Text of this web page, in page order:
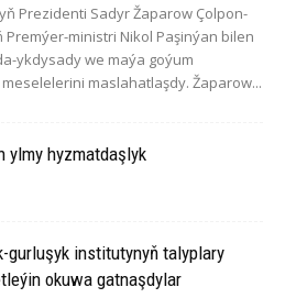
Prezidenti Sadyr Žaparow Çolpon-
ministri Nikol Paşinýan bilen
ykdysady we maýa goýum
maslahatlaşdy. Žaparow...
ylmy hyzmatdaşlyk
gurluşyk institutynyň talyplary
okuwa gatnaşdylar